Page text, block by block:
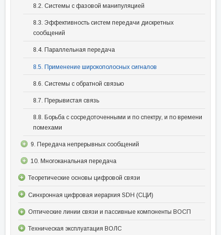
8.2. Системы с фазовой манипуляцией
8.3. Эффективность систем передачи дискретных
сообщений
8.4. Параллельная передача
8.5. Применение широкополосных сигналов
8.6. Системы с обратной связью
8.7. Прерывистая связь
8.8. Борьба с сосредоточенными и по спектру, и по времени
помехами
9. Передача непрерывных сообщений
10. Многоканальная передача
Теоретические основы цифровой связи
Синхронная цифровая иерархия SDH (СЦИ)
Оптические линии связи и пассивные компоненты ВОСП
Техническая эксплуатация ВОЛС